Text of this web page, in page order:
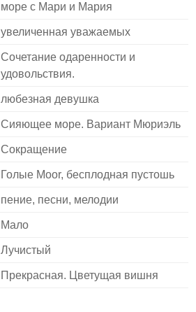
море с Мари и Мария
увеличенная уважаемых
Сочетание одаренности и
удовольствия.
любезная девушка
Сияющее море. Вариант Мюриэль
Сокращение
Голые Moor, бесплодная пустошь
пение, песни, мелодии
Мало
Лучистый
Прекрасная. Цветущая вишня